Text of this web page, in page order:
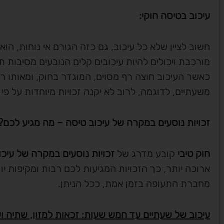
עיכוב בטיסה חוקי:
חשוב לציין שלא כל עיכוב, גם כזה הגורם אי נוחות,
מורכבת ויכולים להיות עיכובים קלים הנובעים מסיבות
כאשר העיכוב חוצה רף מסוים, המוגדר בחוק, ומאותו
משעתיים, לדוגמה, לרוב לא יקנה זכויות מיוחדות
זכויות נוסעים במקרה של עיכוב טיסה – מה מגיע לכם
חוק טיבי קובע מדרג של זכויות נוסעים במקרה של
ארוכה יותר, כך הזכויות המגיעות לכם רבות ומקיפות
מחברת התעופה בזמן אמת, ככל הניתן.
עיכוב של שעתיים עד חמש שעות: זכאות למזון, שתיה




